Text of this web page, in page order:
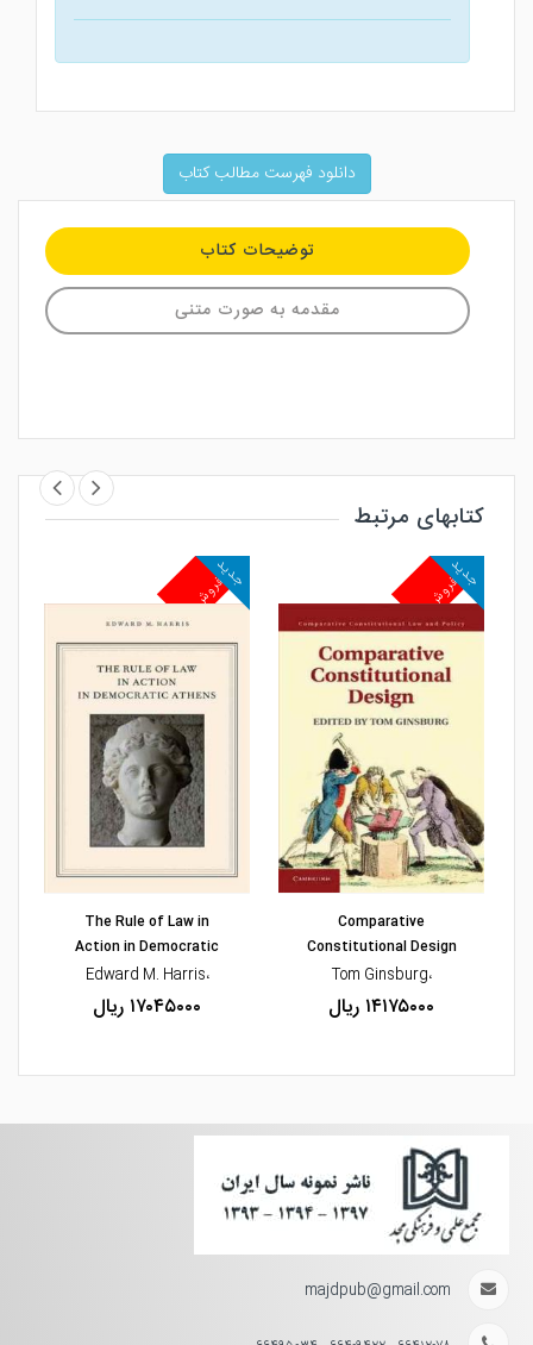
دانلود فهرست مطالب کتاب
توضیحات کتاب
مقدمه به صورت متنی
کتابهای مرتبط
مشاهده و خرید
پرفروش
جدید
مشاهده و خرید
Comparative
Constitutional Design
،Tom Ginsburg
۱۴۱۷۵۰۰۰ ریال
پرفروش
جدید
The Rule of Law in
Action in Democratic
،Edward M. Harris
۱۷۰۴۵۰۰۰ ریال
majdpub@gmail.com